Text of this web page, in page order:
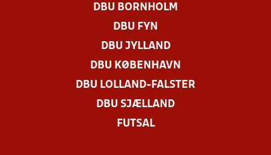
DBU BORNHOLM
DBU FYN
DBU JYLLAND
DBU KØBENHAVN
DBU LOLLAND-FALSTER
DBU SJÆLLAND
FUTSAL